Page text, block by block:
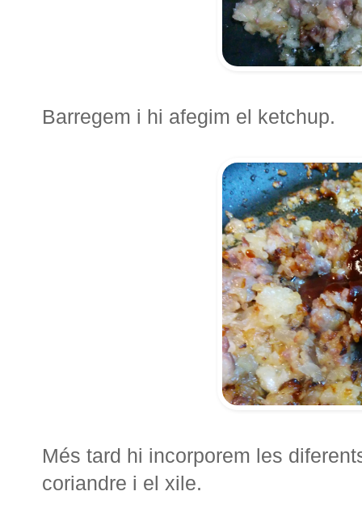
Barregem i hi afegim el ketchup.
Més tard hi incorporem les
coriandre i el xile.